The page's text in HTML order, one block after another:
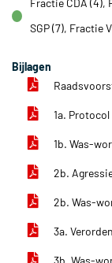
voor
Fractie CDA (4),
SGP (7), Fractie
Bijlagen
1a.
1b. Was-
2b.
2b. Was-
3a.
3b. Was-